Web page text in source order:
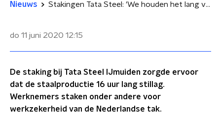
Nieuws Stakingen Tata Steel: 'We houden het lang vol'
do 11 juni 2020 12:15
De staking bij Tata Steel IJmuiden zorgde ervoor
dat de staalproductie 16 uur lang stillag.
Werknemers staken onder andere voor
werkzekerheid van de Nederlandse tak.